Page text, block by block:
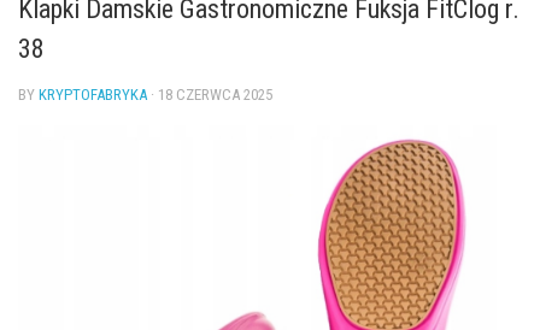
Klapki Damskie Gastronomiczne Fuksja FitClog r.
38
BY KRYPTOFABRYKA · 18 CZERWCA 2025